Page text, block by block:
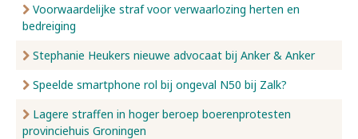
Voorwaardelijke straf voor verwaarlozing herten en
bedreiging
Stephanie Heukers nieuwe advocaat bij Anker & Anker
Speelde smartphone rol bij ongeval N50 bij Zalk?
Lagere straffen in hoger beroep boerenprotesten
provinciehuis Groningen